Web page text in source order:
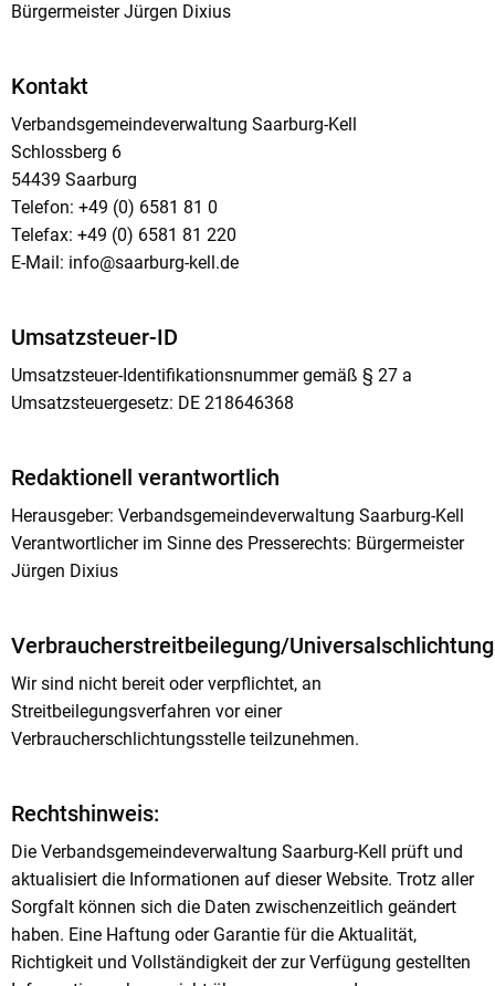
Bürgermeister Jürgen Dixius
Kontakt
Verbandsgemeindeverwaltung Saarburg-Kell
Schlossberg 6
54439 Saarburg
Telefon: +49 (0) 6581 81 0
Telefax: +49 (0) 6581 81 220
E-Mail: info@saarburg-kell.de
Umsatzsteuer-ID
Umsatzsteuer-Identifikationsnummer gemäß § 27 a
Umsatzsteuergesetz: DE 218646368
Redaktionell verantwortlich
Herausgeber: Verbandsgemeindeverwaltung Saarburg-Kell
Verantwortlicher im Sinne des Presserechts: Bürgermeister
Jürgen Dixius
Verbraucherstreitbeilegung/
Wir sind nicht bereit oder verpflichtet, an
Streitbeilegungsverfahren vor einer
Verbraucherschlichtungsstelle teilzunehmen.
Rechtshinweis:
Die Verbandsgemeindeverwaltung Saarburg-Kell prüft und
aktualisiert die Informationen auf dieser Website. Trotz aller
Sorgfalt können sich die Daten zwischenzeitlich geändert
haben. Eine Haftung oder Garantie für die Aktualität,
Richtigkeit und Vollständigkeit der zur Verfügung gestellten